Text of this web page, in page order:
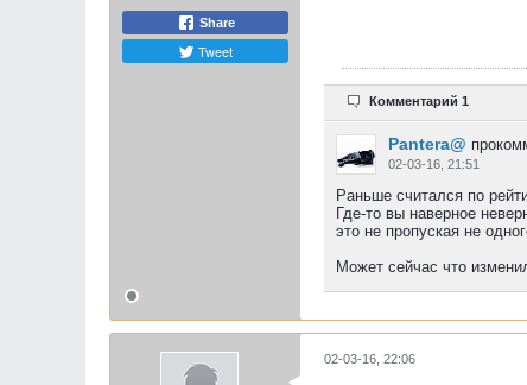
Share
Tweet
Комментарий 1
Pantera@
02-03-16, 21:51
Раньше считался по
Где-то вы наверное
это не пропуская не
Может сейчас что
02-03-16, 22:06